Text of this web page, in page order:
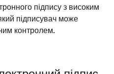
підпису з високим
підписувач може
контролем.